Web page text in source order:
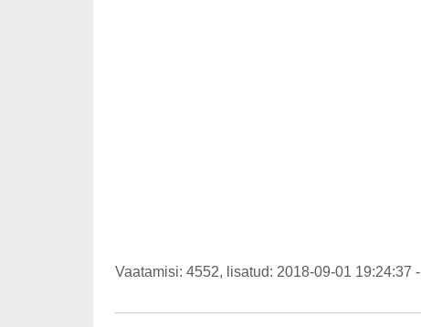
Vaatamisi: 4552, lisatud: 2018-09-01 19:24:37 -